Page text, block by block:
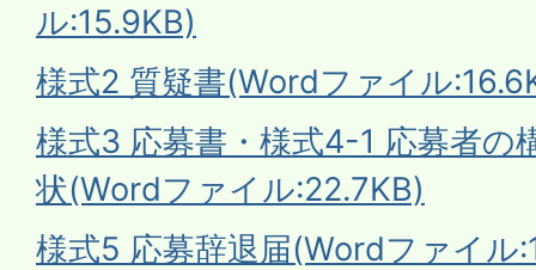
ル:15.9KB)
様式2 質疑書(Wordファイル
様式3 応募書・様式4-1 応募者の
状(Wordファイル:22.7KB)
様式5 応募辞退届(Wordファイル